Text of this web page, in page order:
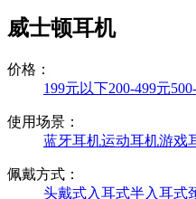
威士顿耳机
价格：
199元以下200-499元
使用场景：
蓝牙耳机运动耳机游戏
佩戴方式：
头戴式入耳式半入耳式